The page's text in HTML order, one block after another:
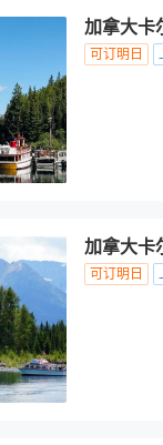
加拿大卡
可订明日
加拿大卡
可订明日